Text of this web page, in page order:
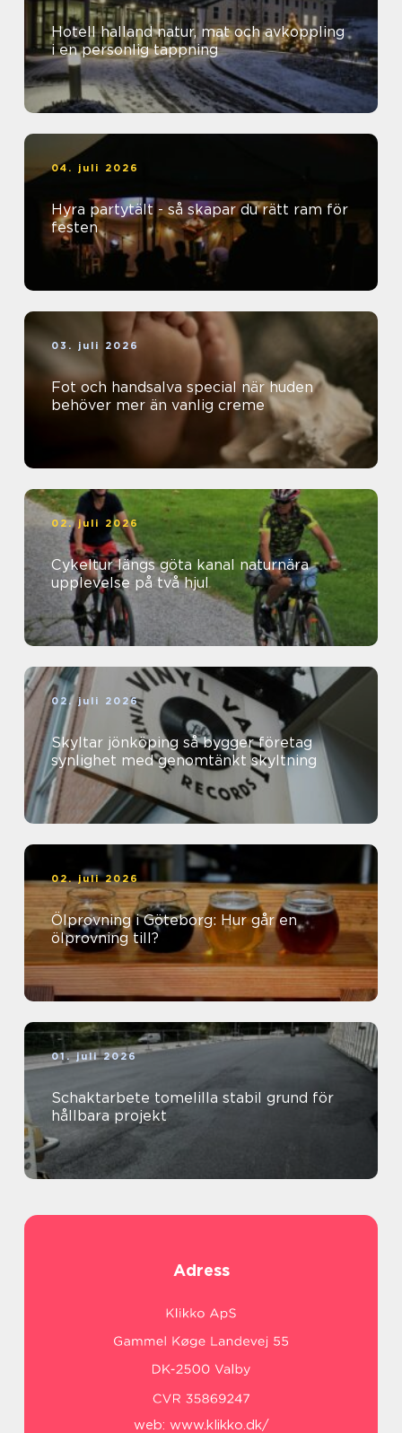
Hotell halland natur, mat och avkoppling
i en personlig tappning
04. juli 2026
Hyra partytält - så skapar du rätt ram för
festen
03. juli 2026
Fot och handsalva special när huden
behöver mer än vanlig creme
02. juli 2026
Cykeltur längs göta kanal naturnära
upplevelse på två hjul
02. juli 2026
Skyltar jönköping så bygger företag
synlighet med genomtänkt skyltning
02. juli 2026
Ölprovning i Göteborg: Hur går en
ölprovning till?
01. juli 2026
Schaktarbete tomelilla stabil grund för
hållbara projekt
Adress
web: www.klikko.dk/